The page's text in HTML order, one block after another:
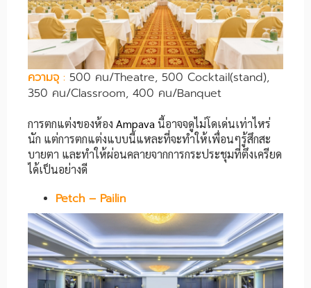
ความจุ : 500 คน/Theatre, 500 Cocktail(stand),
350 คน/Classroom, 400 คน/Banquet
การตกแต่งของห้อง Ampava นี้อาจจดูไม่โดเด่นเท่าไหร่
นัก แต่การตกแต่งแบบนี้แหละที่จะทำให้เพื่อนๆรู้สึกสะ
บายตา และทำให้ผ่อนคลายจากการกระประชุมที่ตึงเครียด
ได้เป็นอย่างดี
Petch – Pailin